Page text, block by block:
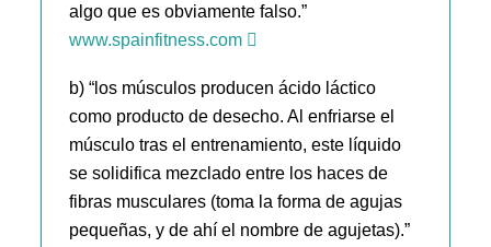
algo que es obviamente falso.”
www.spainfitness.com
b) “los músculos producen ácido láctico
como producto de desecho. Al enfriarse el
músculo tras el entrenamiento, este líquido
se solidifica mezclado entre los haces de
fibras musculares (toma la forma de agujas
pequeñas, y de ahí el nombre de agujetas).”